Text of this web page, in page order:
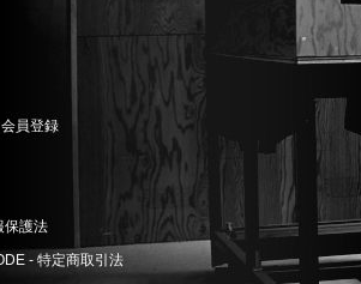
員登録
保護法
- 特定商取引法